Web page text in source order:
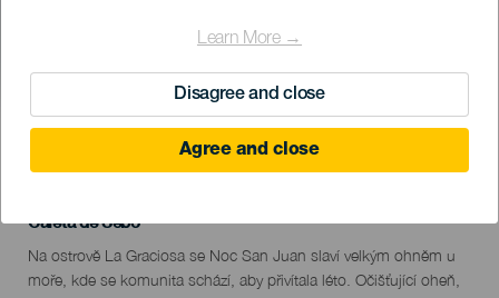
Learn More →
Disagree and close
Agree and close
PROBĚHLÉ AKCE
Localidad
Caleta de Sebo
Descripción
del
Na ostrově La Graciosa se Noc San Juan slaví velkým ohněm u
moře, kde se komunita schází, aby přivítala léto. Očišťující oheň,